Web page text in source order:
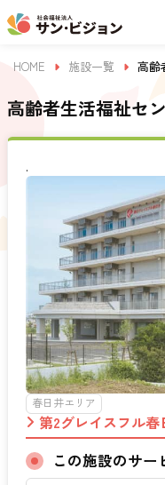
HOME 施設一覧 高齢
高齢者生活福祉セ
.
第2グレイスフル春
春日井エリア
この施設のサ